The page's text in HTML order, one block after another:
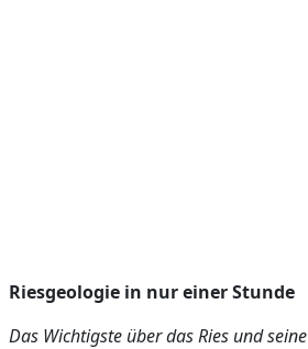
Riesgeologie in nur einer Stunde
Das Wichtigste über das Ries und